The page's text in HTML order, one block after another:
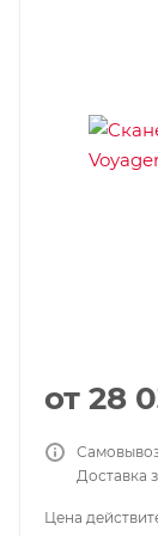
от 28
Доставка
Цена